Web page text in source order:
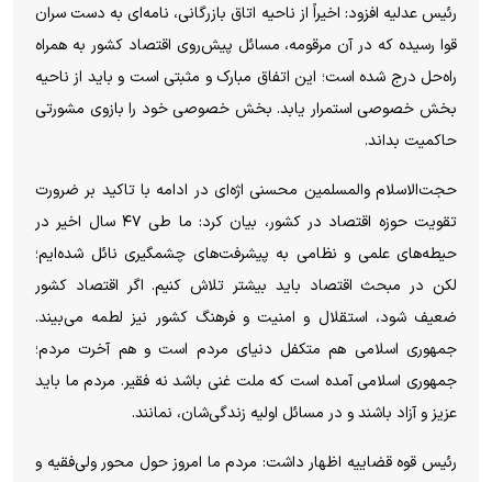
رئیس عدلیه افزود: اخیراً از ناحیه اتاق بازرگانی، نامه‌ای به دست سران
قوا رسیده که در آن مرقومه، مسائل پیش‌روی اقتصاد کشور به همراه
راه‌حل درج شده است؛ این اتفاق مبارک و مثبتی است و باید از ناحیه
بخش خصوصی استمرار یابد. بخش خصوصی خود را بازوی مشورتی
حاکمیت بداند.
حجت‌الاسلام والمسلمین محسنی اژه‌ای در ادامه با تاکید بر ضرورت
تقویت حوزه اقتصاد در کشور، بیان کرد: ما طی ۴۷ سال اخیر در
حیطه‌های علمی و نظامی به پیشرفت‌های چشمگیری نائل شده‌ایم؛
لکن در مبحث اقتصاد باید بیشتر تلاش کنیم. اگر اقتصاد کشور
ضعیف شود، استقلال و امنیت و فرهنگ کشور نیز لطمه می‌بیند.
جمهوری اسلامی هم متکفل دنیای مردم است و هم آخرت مردم؛
جمهوری اسلامی آمده است که ملت غنی باشد نه فقیر. مردم ما باید
عزیز و آزاد باشند و در مسائل اولیه زندگی‌شان، نمانند.
رئیس قوه قضاییه اظهار داشت: مردم ما امروز حول محور ولی‌فقیه و